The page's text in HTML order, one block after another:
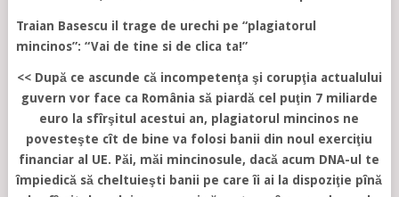
Traian Basescu il trage de urechi pe “plagiatorul
mincinos”: “Vai de tine si de clica ta!”
<< După ce ascunde că incompetenţa şi corupţia actualului
guvern vor face ca România să piardă cel puţin 7 miliarde
euro la sfîrşitul acestui an, plagiatorul mincinos ne
povesteşte cît de bine va folosi banii din noul exerciţiu
financiar al UE. Păi, măi mincinosule, dacă acum DNA-ul te
împiedică să cheltuieşti banii pe care îi ai la dispoziţie pînă